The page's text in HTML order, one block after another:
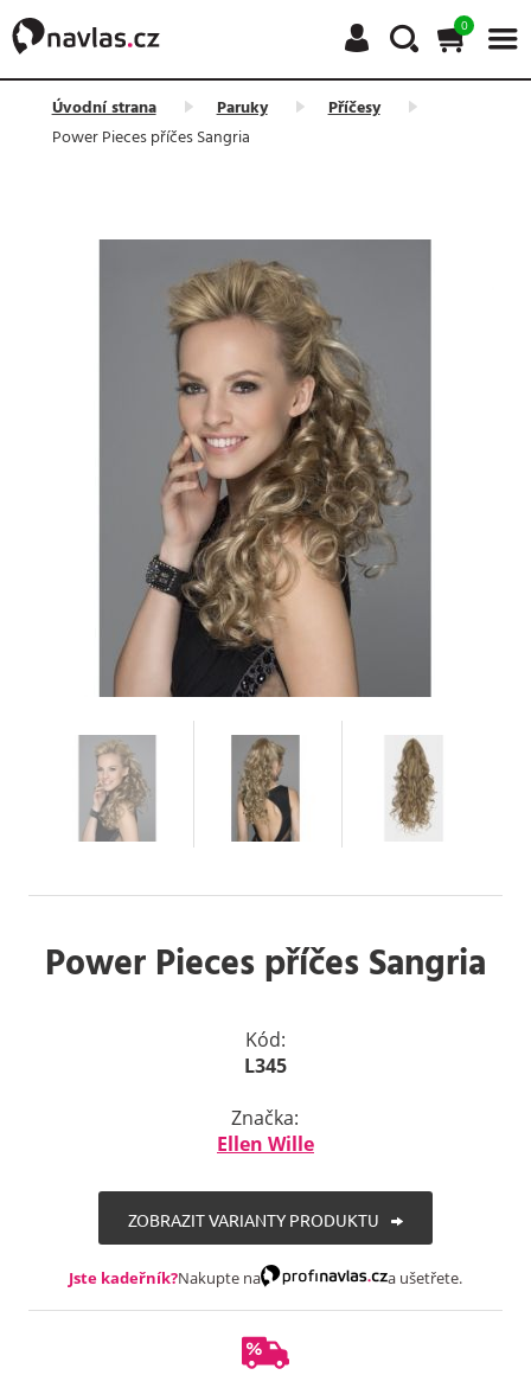
0
Úvodní strana Paruky
Příčesy
Power Pieces příčes Sangria
Power Pieces příčes Sangria
Kód:
L345
Značka:
Ellen Wille
ZOBRAZIT VARIANTY PRODUKTU
Jste kadeřník?Nakupte na a ušetřete.